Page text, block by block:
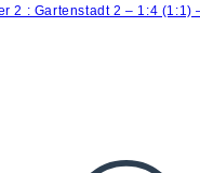
2 : Gartenstadt 2 – 1:4 (1:1)